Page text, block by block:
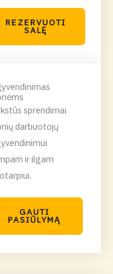
REZERVUOTI
SALĘ
sprendimai
darbuotojų
ir ilgam
GAUTI
PASIŪLYMĄ